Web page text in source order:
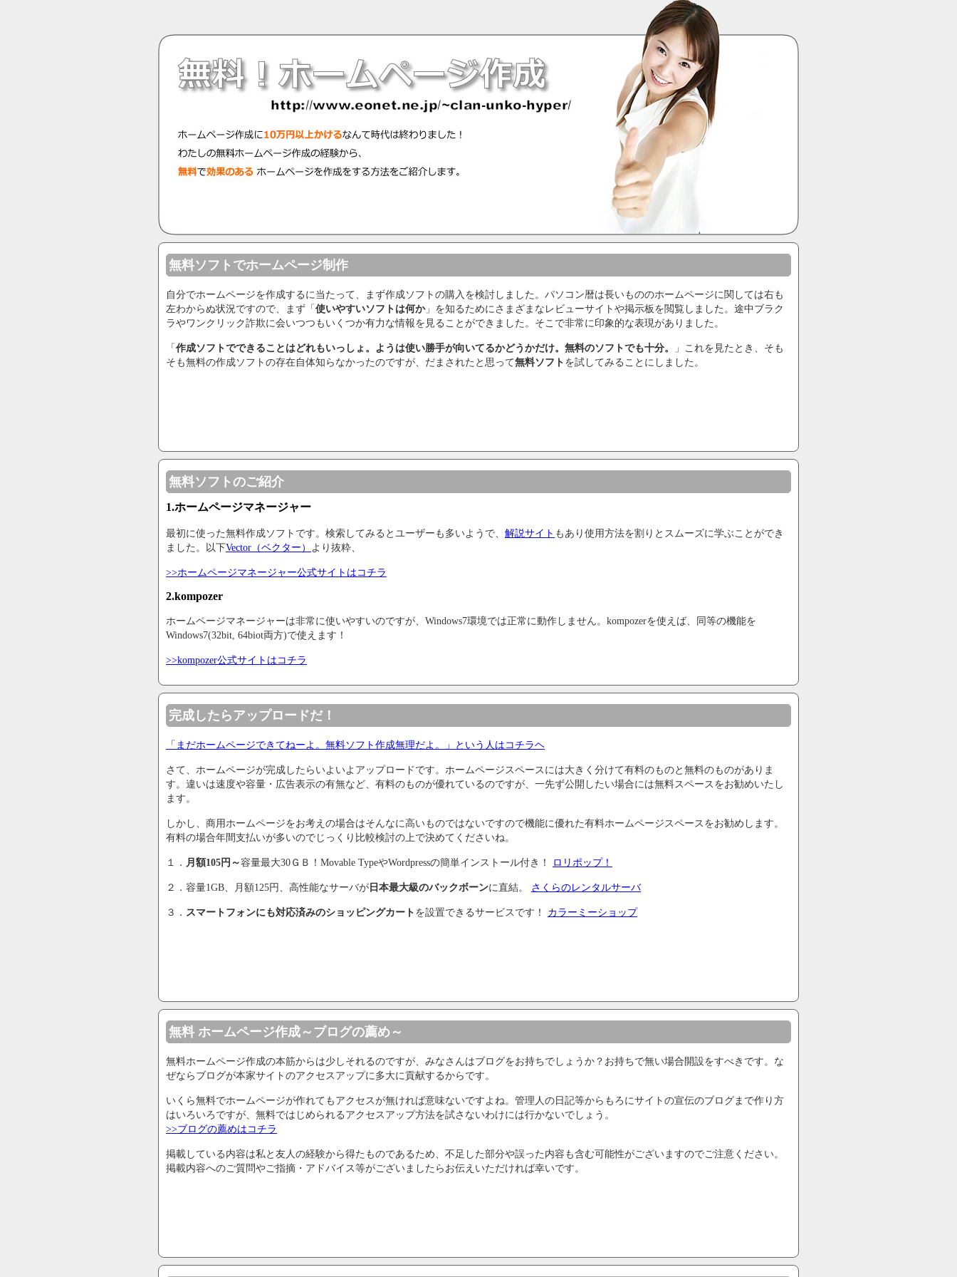
無料ソフトでホームページ制作
自分でホームページを作成するに当たって、まず作成ソフトの購入を検討しました。パソコン暦は長いもののホームページに関しては右も
左わからぬ状況ですので、まず「使いやすいソフトは何か」を知るためにさまざまなレビューサイトや掲示板を閲覧しました。途中ブラク
ラやワンクリック詐欺に会いつつもいくつか有力な情報を見ることができました。そこで非常に印象的な表現がありました。
「作成ソフトでできることはどれもいっしょ。ようは使い勝手が向いてるかどうかだけ。無料のソフトでも十分。
」これを見たとき、そも
そも無料の作成ソフトの存在自体知らなかったのですが、だまされたと思って無料ソフトを試してみることにしました。
無料ソフトのご紹介
1.ホームページマネージャー
最初に使った無料作成ソフトです。検索してみるとユーザーも多いようで、 解説サイト もあり使用方法を割りとスムーズに学ぶことができ
ました。以下Vector（ベクター） より抜粋、
>>ホームページマネージャー公式サイトはコチラ
2.kompozer
ホームページマネージャーは非常に使いやすいのですが、Windows7環境では正常に動作しません。kompozerを使えば、同等の機能を
Windows7(32bit, 64biot両方)で使えます！
>>kompozer公式サイトはコチラ
完成したらアップロードだ！
「まだホームページできてねーよ。無料ソフト作成無理だよ。」という人はコチラヘ
さて、ホームページが完成したらいよいよアップロードです。ホームページスペースには大きく分けて有料のものと無料のものがありま
す。違いは速度や容量・広告表示の有無など、有料のものが優れているのですが、一先ず公開したい場合には無料スペースをお勧めいたし
ます。
しかし、商用ホームページをお考えの場合はそんなに高いものではないですので機能に優れた有料ホームページスペースをお勧めします。
有料の場合年間支払いが多いのでじっくり比較検討の上で決めてくださいね。
１． 月額105円～容量最大30ＧＢ！Movable TypeやWordpressの簡単インストール付き！ ロリポップ！
２．容量1GB、月額125円、高性能なサーバが日本最大級のバックボーンに直結。 さくらのレンタルサーバ
３． スマートフォンにも対応済みのショッピングカートを設置できるサービスです！ カラーミーショップ
無料 ホームページ作成～ブログの薦め～
無料ホームページ作成の本筋からは少しそれるのですが、みなさんはブログをお持ちでしょうか？お持ちで無い場合開設をすべきです。な
ぜならブログが本家サイトのアクセスアップに多大に貢献するからです。
いくら無料でホームページが作れてもアクセスが無ければ意味ないですよね。管理人の日記等からもろにサイトの宣伝のブログまで作り方
はいろいろですが、無料ではじめられるアクセスアップ方法を試さないわけには行かないでしょう。
>>ブログの薦めはコチラ
掲載している内容は私と友人の経験から得たものであるため、不足した部分や誤った内容も含む可能性がございますのでご注意ください。
掲載内容へのご質問やご指摘・アドバイス等がございましたらお伝えいただければ幸いです。